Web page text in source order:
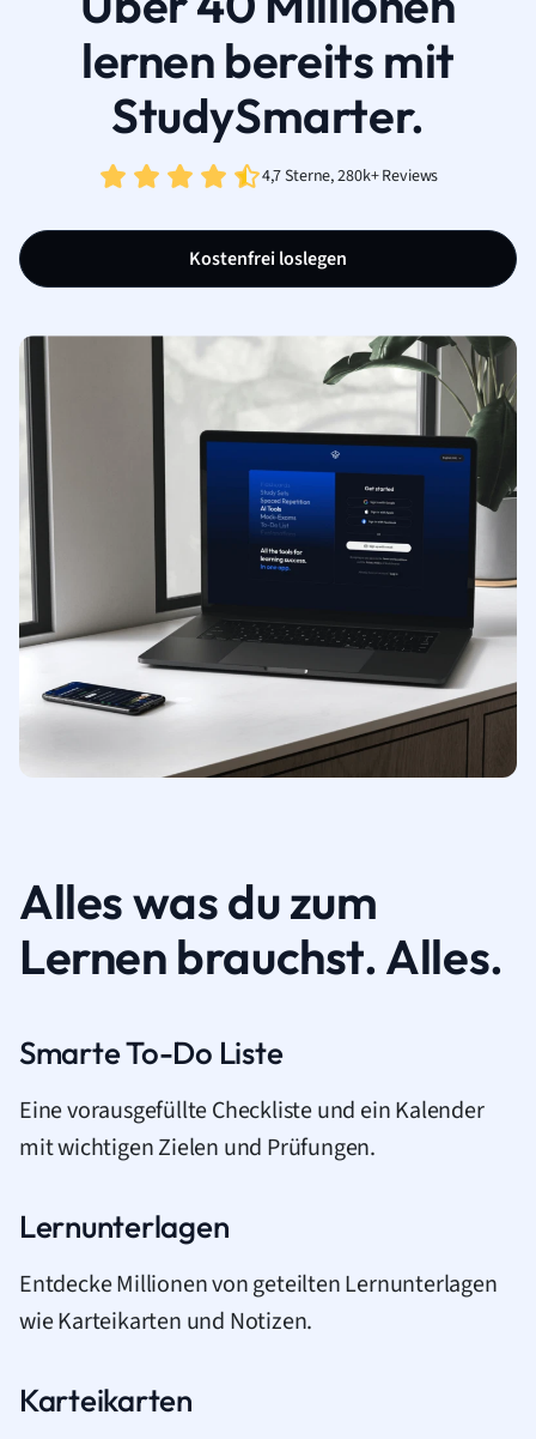
lernen bereits mit
StudySmarter.
4,7 Sterne, 280k+ Reviews
Kostenfrei loslegen
Alles was du zum
Lernen brauchst. Alles.
Smarte To-Do Liste
Eine vorausgefüllte Checkliste und ein Kalender
mit wichtigen Zielen und Prüfungen.
Lernunterlagen
Entdecke Millionen von geteilten Lernunterlagen
wie Karteikarten und Notizen.
Karteikarten